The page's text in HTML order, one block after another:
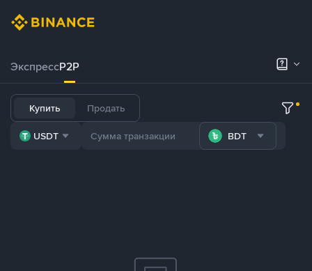
ЭкспрессP2P
Купить Продать
USDT BDT